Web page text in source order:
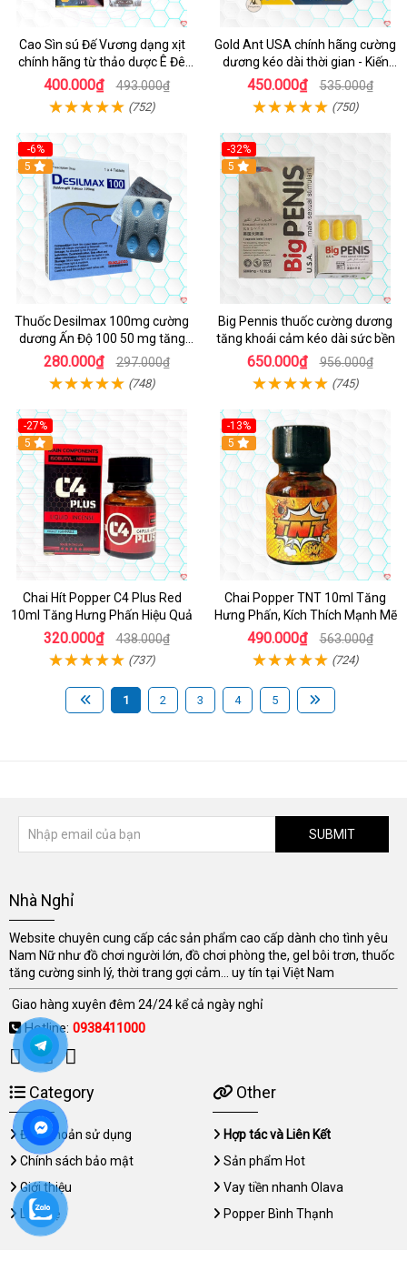
Cao Sìn sú Đế Vương dạng xịt
chính hãng từ thảo dược Ê Đê
Việt Nam
400.000₫ 493.000₫
(752)
Gold Ant USA chính hãng cường
dương kéo dài thời gian - Kiến
Vàng Đen Tây Tạng
450.000₫ 535.000₫
(750)
-6%
5
Thuốc Desilmax 100mg cường
dương Ấn Độ 100 50 mg tăng
sinh lý tốt nhất
280.000₫ 297.000₫
(748)
-32%
5
Big Pennis thuốc cường dương
tăng khoái cảm kéo dài sức bền
650.000₫ 956.000₫
(745)
-27%
5
Chai Hít Popper C4 Plus Red
10ml Tăng Hưng Phấn Hiệu Quả
320.000₫ 438.000₫
(737)
-13%
5
Chai Popper TNT 10ml Tăng
Hưng Phấn, Kích Thích Mạnh Mẽ
490.000₫ 563.000₫
(724)
1 2 3 4 5
SUBMIT
Nhà Nghỉ
Website chuyên cung cấp các sản phẩm cao cấp dành cho tình yêu
Nam Nữ như đồ chơi người lớn, đồ chơi phòng the, gel bôi trơn, thuốc
tăng cường sinh lý, thời trang gợi cảm... uy tín tại Việt Nam
Giao hàng xuyên đêm 24/24 kể cả ngày nghỉ
Hotline: 0938411000
Category
Điều khoản sử dụng
Chính sách bảo mật
Giới thiệu
Liên hệ
Other
Hợp tác và Liên Kết
Sản phẩm Hot
Vay tiền nhanh Olava
Popper Bình Thạnh